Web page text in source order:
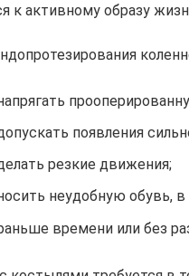
к активному образу
появления
резкие движения;
неудобную обувь, в
времени или без